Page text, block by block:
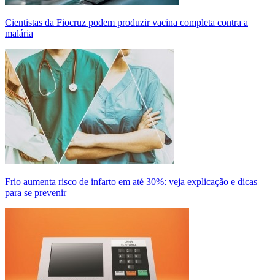
Cientistas da Fiocruz podem produzir vacina completa contra a
malária
Frio aumenta risco de infarto em até 30%: veja explicação e dicas
para se prevenir